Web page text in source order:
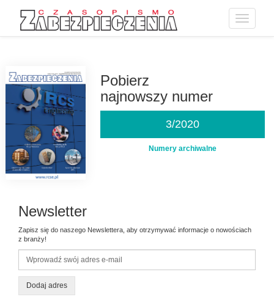
Toggle
Pobierz
najnowszy numer
3/2020
Numery archiwalne
Newsletter
Zapisz się do naszego Newslettera, aby otrzymywać informacje o nowościach
z branży!
Dodaj adres